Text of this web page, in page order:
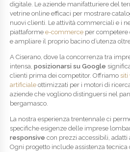
digitale. Le aziende manifatturiere del
vetrine online efficaci per mostrare
nuovi clienti. Le attività commerciali e i
piattaforme e-commerce per
e ampliare il proprio bacino d’utenza
A Ciserano, dove la concorrenza tra
intensa, posizionarsi su Google
clienti prima dei competitor. Offriamo siti
artificiale ottimizzati per i motori di
aziende che vogliono distinguersi nel
bergamasco.
La nostra esperienza trentennale ci
specifiche esigenze delle imprese
responsive con prezzi accessibili,
Ogni progetto include assistenza tecnica